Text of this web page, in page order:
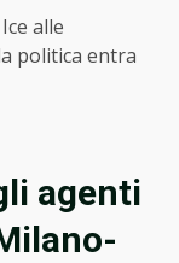
alle
politica entra
agenti